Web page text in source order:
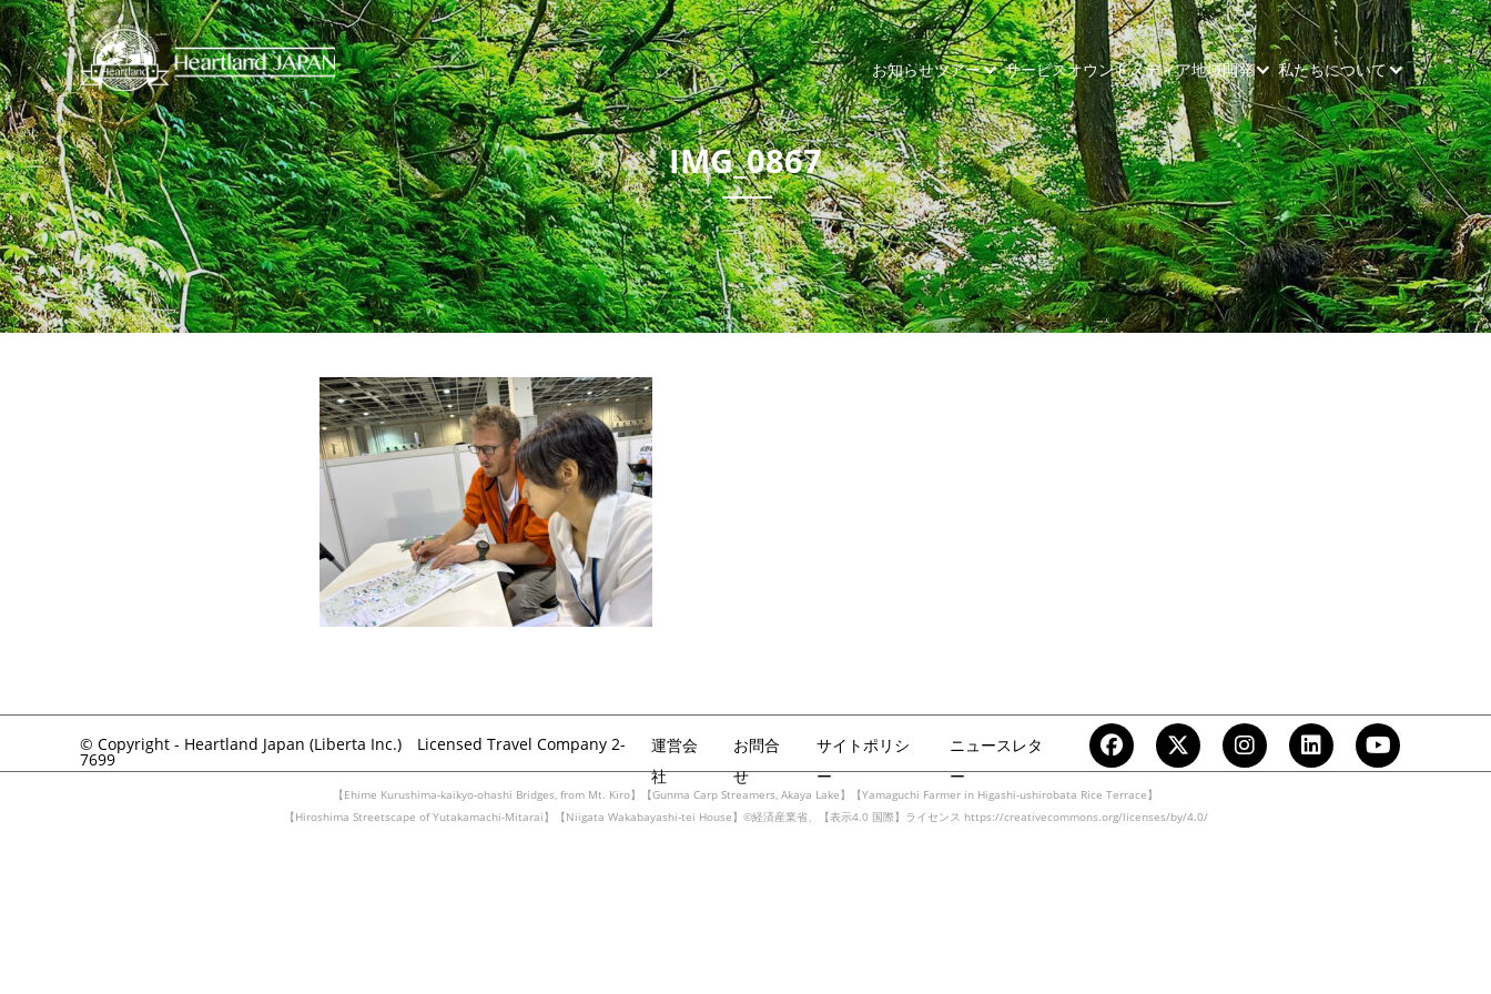
お知らせツアー サービスオウンドメディア地域開発 私たちについて
IMG_0867
© Copyright - Heartland Japan (Liberta Inc.) Licensed Travel Company 2-
7699
運営会
社
お問合
せ
サイトポリシ
ー
ニュースレタ
ー
【Ehime Kurushima-kaikyo-ohashi Bridges, from Mt. Kiro】【Gunma Carp Streamers, Akaya Lake】【Yamaguchi Farmer in Higashi-ushirobata Rice Terrace】
【Hiroshima Streetscape of Yutakamachi-Mitarai】【Niigata Wakabayashi-tei House】©経済産業省、【表示4.0 国際】ライセンス https://creativecommons.org/licenses/by/4.0/